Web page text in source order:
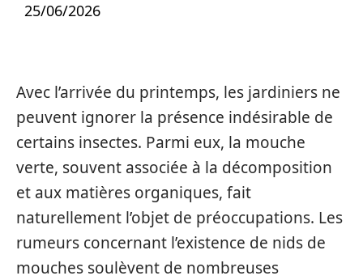
25/06/2026
Avec l’arrivée du printemps, les jardiniers ne
peuvent ignorer la présence indésirable de
certains insectes. Parmi eux, la mouche
verte, souvent associée à la décomposition
et aux matières organiques, fait
naturellement l’objet de préoccupations. Les
rumeurs concernant l’existence de nids de
mouches soulèvent de nombreuses